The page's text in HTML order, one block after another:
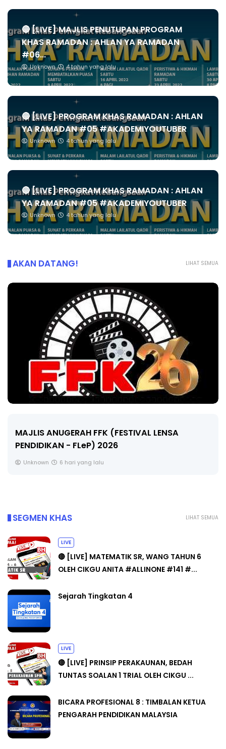
🔴 [LIVE] MAJLIS PENUTUPAN PROGRAM
KHAS RAMADAN : AHLAN YA RAMADAN
#06...
Unknown 4 tahun yang lalu
🔴 [LIVE] PROGRAM KHAS RAMADAN : AHLAN
YA RAMADAN #05 #AKADEMIYOUTUBER
Unknown 4 tahun yang lalu
🔴 [LIVE] PROGRAM KHAS RAMADAN : AHLAN
YA RAMADAN #05 #AKADEMIYOUTUBER
Unknown 4 tahun yang lalu
LIHAT SEMUA
AKAN DATANG!
🔴 [LIVE] MATEMATIK SR, WANG TAHUN 6 OLEH
CIKGU ANITA #ALLINONE #141 #...
LIHAT SEMUA
SEGMEN KHAS
LIVE
🔴 [LIVE] MATEMATIK SR, WANG TAHUN 6
OLEH CIKGU ANITA #ALLINONE #141 #...
Sejarah Tingkatan 4
LIVE
🔴 [LIVE] PRINSIP PERAKAUNAN, BEDAH
TUNTAS SOALAN 1 TRIAL OLEH CIKGU ...
BICARA PROFESIONAL 8 : TIMBALAN KETUA
PENGARAH PENDIDIKAN MALAYSIA